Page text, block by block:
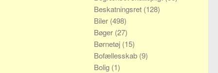
Beskatningsret (128)
Biler (498)
Bøger (27)
Børnetøj (15)
Bofællesskab (9)
Bolig (1)